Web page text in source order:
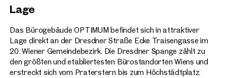
Lage
Das Bürogebäude OPTIMUM befindet sich in attraktiver
Lage direkt an der Dresdner Straße Ecke Traisengasse im
20. Wiener Gemeindebezirk. Die Dresdner Spange zählt zu
den größten und etabliertesten Bürostandorten Wiens und
erstreckt sich vom Praterstern bis zum Höchstädtplatz.